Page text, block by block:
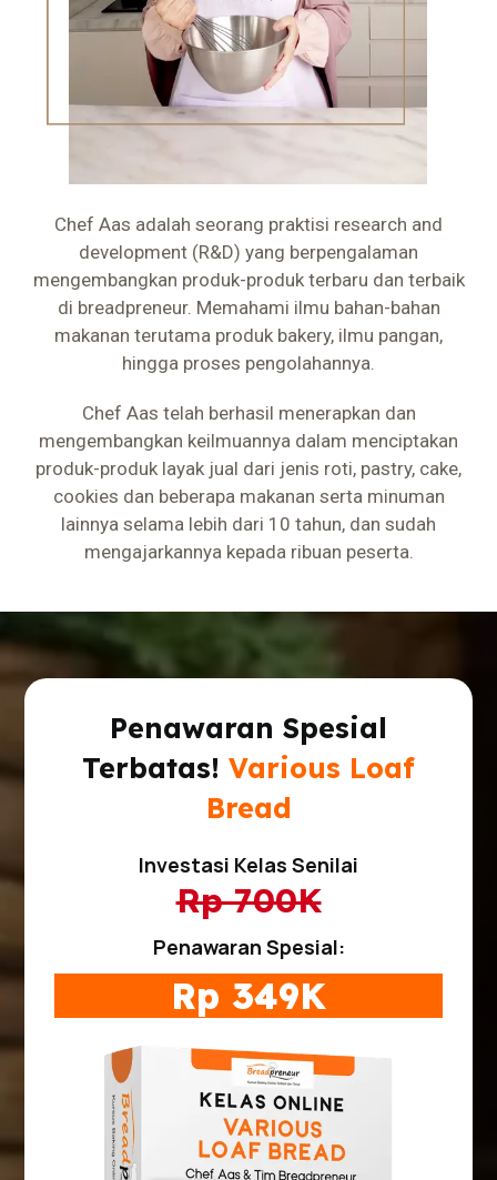
Chef Aas adalah seorang praktisi research and
development (R&D) yang berpengalaman
mengembangkan produk-produk terbaru dan terbaik
di breadpreneur. Memahami ilmu bahan-bahan
makanan terutama produk bakery, ilmu pangan,
hingga proses pengolahannya.
Chef Aas telah berhasil menerapkan dan
mengembangkan keilmuannya dalam menciptakan
produk-produk layak jual dari jenis roti, pastry, cake,
cookies dan beberapa makanan serta minuman
lainnya selama lebih dari 10 tahun, dan sudah
mengajarkannya kepada ribuan peserta.
Penawaran Spesial
Terbatas! Various Loaf
Bread
Investasi Kelas Senilai
Rp 700K
Penawaran Spesial:
Rp 349K